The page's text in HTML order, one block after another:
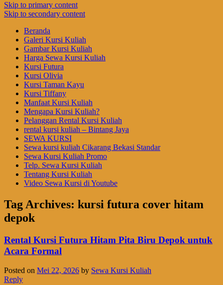
Skip to primary content
Skip to secondary content
Beranda
Galeri Kursi Kuliah
Gambar Kursi Kuliah
Harga Sewa Kursi Kuliah
Kursi Futura
Kursi Olivia
Kursi Taman Kayu
Kursi Tiffany
Manfaat Kursi Kuliah
Mengapa Kursi Kuliah?
Pelanggan Rental Kursi Kuliah
rental kursi kuliah – Bintang Jaya
SEWA KURSI
Sewa kursi kuliah Cikarang Bekasi Standar
Sewa Kursi Kuliah Promo
Telp. Sewa Kursi Kuliah
Tentang Kursi Kuliah
Video Sewa Kursi di Youtube
Tag Archives: kursi futura cover hitam
depok
Rental Kursi Futura Hitam Pita Biru Depok untuk
Acara Formal
Posted on Mei 22, 2026 by Sewa Kursi Kuliah
Reply